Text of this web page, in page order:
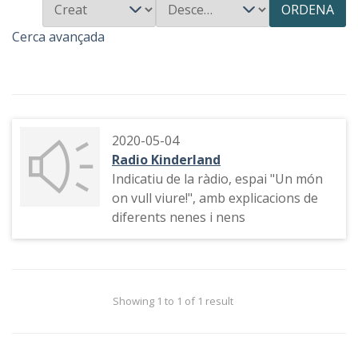
ORDENA
Cerca avançada
2020-05-04
Radio Kinderland
Indicatiu de la ràdio, espai "Un món
on vull viure!", amb explicacions de
diferents nenes i nens
Showing 1 to 1 of 1 result